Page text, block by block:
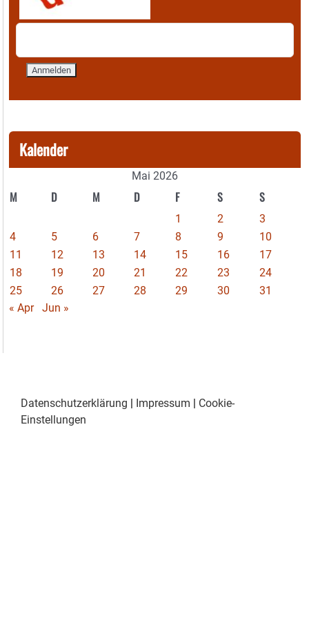
Kalender
Mai 2026
M D M D F S S
1 2
3
4
5 6 7 8 9
10
11
12 13 14 15 16
17
18
19 20 21 22 23
24
25
26 27 28 29 30
31
« Apr
Jun »
Datenschutzerklärung | Impressum | Cookie-
Einstellungen